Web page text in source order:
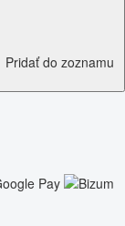
Pridať do zoznamu